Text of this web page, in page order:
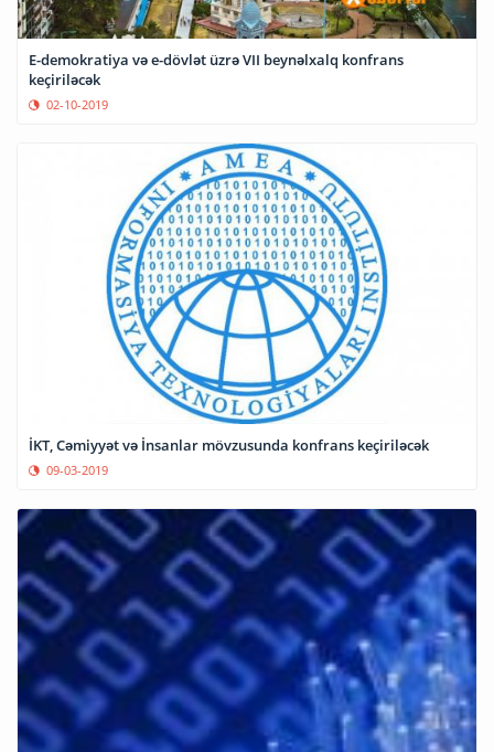
E-demokratiya və e-dövlət üzrə VII beynəlxalq konfrans
keçiriləcək
02-10-2019
İKT, Cəmiyyət və İnsanlar mövzusunda konfrans keçiriləcək
09-03-2019